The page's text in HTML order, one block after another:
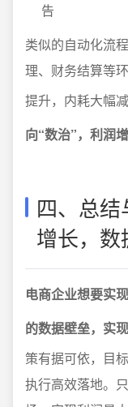
告
类似的自动化流
理、财务结算等
提升，内耗大幅减
向“数治”，利润
四、总
增长，
电商企业想要实
的数据壁垒，实
策有据可依，目
执行高效落地。